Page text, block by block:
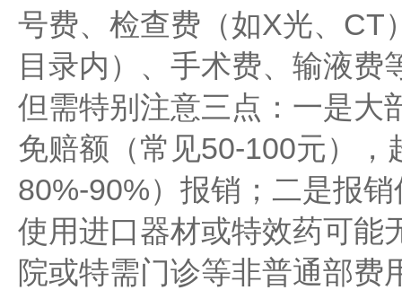
号费、检查费（如X光、CT
目录内）、手术费、输液费
但需特别注意三点：一是大
免赔额（常见50-100元）
80%-90%）报销；二是报
使用进口器材或特效药可能
院或特需门诊等非普通部费